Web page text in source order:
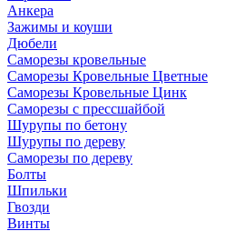
Анкера
Зажимы и коуши
Дюбели
Саморезы кровельные
Саморезы Кровельные Цветные
Саморезы Кровельные Цинк
Саморезы с прессшайбой
Шурупы по бетону
Шурупы по дереву
Саморезы по дереву
Болты
Шпильки
Гвозди
Винты